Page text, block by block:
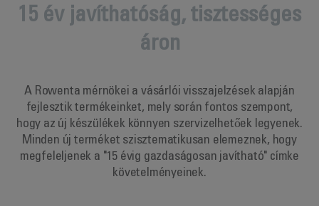
15 év javíthatóság, tisztességes
áron
A Rowenta mérnökei a vásárlói visszajelzések alapján
fejlesztik termékeinket, mely során fontos szempont,
hogy az új készülékek könnyen szervizelhetőek legyenek.
Minden új terméket szisztematikusan elemeznek, hogy
megfeleljenek a "15 évig gazdaságosan javítható" címke
követelményeinek.